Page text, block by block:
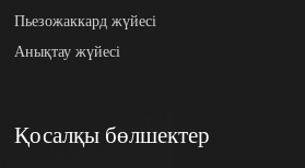
Пьезожаккард жүйесі
Анықтау жүйесі
Қосалқы бөлшектер